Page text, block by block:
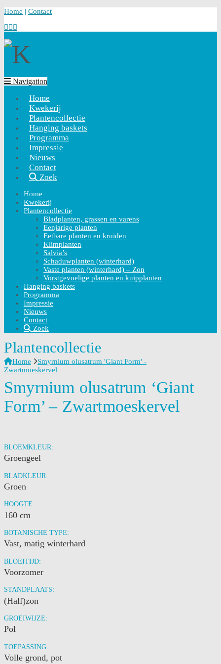
Home | Contact
Navigation
Home
Kwekerij
Plantencollectie
Hanging baskets
Programma
Impressie
Nieuws
Contact
Zoek
Home
Kwekerij
Plantencollectie
Bladplanten, grassen en varens
Eenjarige planten
Eetbare planten en kruiden
Klimplanten
Salvia’s
Schaduwplanten (winterhard)
Vaste planten (winterhard) – Zon
Vorstgevoelige planten en kuipplanten
Hanging baskets
Programma
Impressie
Nieuws
Contact
Zoek
Plantencollectie
Home
Smyrnium olusatrum 'Giant Form' -
Zwartmoeskervel
Smyrnium olusatrum ‘Giant
Form’ – Zwartmoeskervel
BLOEMKLEUR:
Groengeel
BLADKLEUR:
Groen
HOOGTE:
160 cm
BOTANISCHE TYPE:
Vast, matig winterhard
BLOEITIJD:
Voorzomer
STANDPLAATS:
(Half)zon
GROEIWIJZE:
Pol
TOEPASSING:
Volle grond, pot